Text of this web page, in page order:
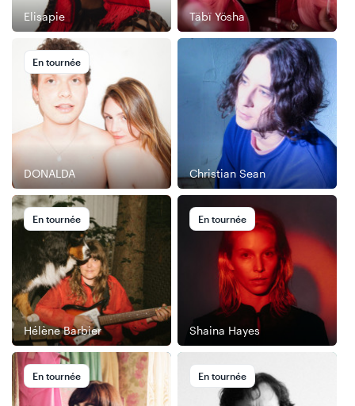
Elisapie Täbï Yösha
DONALDA
En tournée
Christian Sean
Hélène Barbier
En tournée
Shaina Hayes
En tournée
En tournée En tournée